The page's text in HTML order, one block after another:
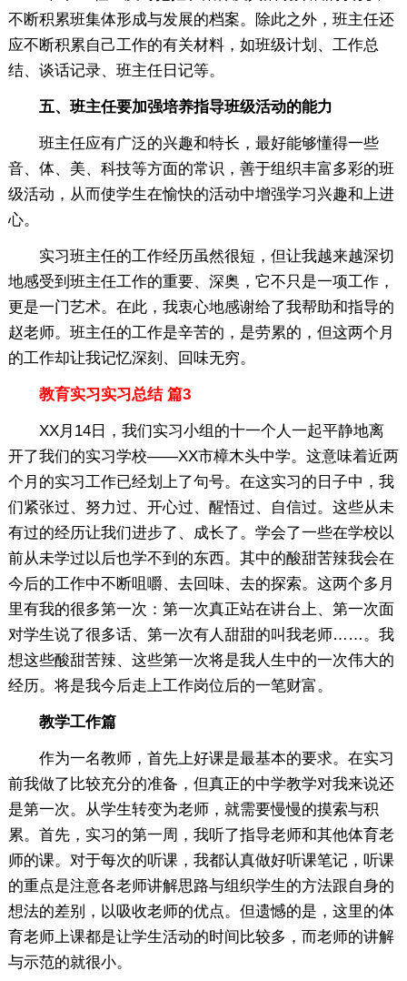
不断积累班集体形成与发展的档案。除此之外，班主任还
应不断积累自己工作的有关材料，如班级计划、工作总
结、谈话记录、班主任日记等。
五、班主任要加强培养指导班级活动的能力
班主任应有广泛的兴趣和特长，最好能够懂得一些
音、体、美、科技等方面的常识，善于组织丰富多彩的班
级活动，从而使学生在愉快的活动中增强学习兴趣和上进
心。
实习班主任的工作经历虽然很短，但让我越来越深切
地感受到班主任工作的重要、深奥，它不只是一项工作，
更是一门艺术。在此，我衷心地感谢给了我帮助和指导的
赵老师。班主任的工作是辛苦的，是劳累的，但这两个月
的工作却让我记忆深刻、回味无穷。
教育实习实习总结 篇3
XX月14日，我们实习小组的十一个人一起平静地离
开了我们的实习学校——XX市樟木头中学。这意味着近两
个月的实习工作已经划上了句号。在这实习的日子中，我
们紧张过、努力过、开心过、醒悟过、自信过。这些从未
有过的经历让我们进步了、成长了。学会了一些在学校以
前从未学过以后也学不到的东西。其中的酸甜苦辣我会在
今后的工作中不断咀嚼、去回味、去的探索。这两个多月
里有我的很多第一次：第一次真正站在讲台上、第一次面
对学生说了很多话、第一次有人甜甜的叫我老师……。我
想这些酸甜苦辣、这些第一次将是我人生中的一次伟大的
经历。将是我今后走上工作岗位后的一笔财富。
教学工作篇
作为一名教师，首先上好课是最基本的要求。在实习
前我做了比较充分的准备，但真正的中学教学对我来说还
是第一次。从学生转变为老师，就需要慢慢的摸索与积
累。首先，实习的第一周，我听了指导老师和其他体育老
师的课。对于每次的听课，我都认真做好听课笔记，听课
的重点是注意各老师讲解思路与组织学生的方法跟自身的
想法的差别，以吸收老师的优点。但遗憾的是，这里的体
育老师上课都是让学生活动的时间比较多，而老师的讲解
与示范的就很小。